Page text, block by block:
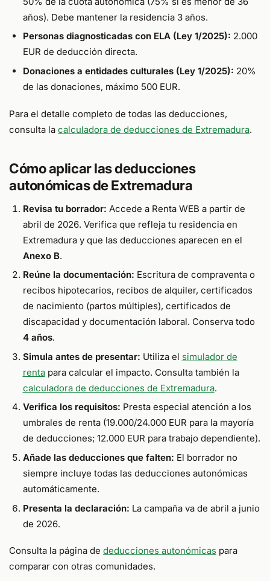
años). Debe mantener la residencia 3 años.
Personas diagnosticadas con ELA (Ley 1/2025): 2.000
EUR de deducción directa.
Donaciones a entidades culturales (Ley 1/2025): 20%
de las donaciones, máximo 500 EUR.
Para el detalle completo de todas las deducciones,
consulta la calculadora de deducciones de Extremadura.
Cómo aplicar las deducciones
autonómicas de Extremadura
Revisa tu borrador: Accede a Renta WEB a partir de
abril de 2026. Verifica que refleja tu residencia en
Extremadura y que las deducciones aparecen en el
Anexo B.
Reúne la documentación: Escritura de compraventa o
recibos hipotecarios, recibos de alquiler, certificados
de nacimiento (partos múltiples), certificados de
discapacidad y documentación laboral. Conserva todo
4 años.
Simula antes de presentar: Utiliza el simulador de
rentapara calcular el impacto. Consulta también la
calculadora de deducciones de Extremadura.
Verifica los requisitos: Presta especial atención a los
umbrales de renta (19.000/24.000 EUR para la mayoría
de deducciones; 12.000 EUR para trabajo dependiente).
Añade las deducciones que falten: El borrador no
siempre incluye todas las deducciones autonómicas
automáticamente.
Presenta la declaración: La campaña va de abril a junio
de 2026.
Consulta la página de deducciones autonómicas para
comparar con otras comunidades.